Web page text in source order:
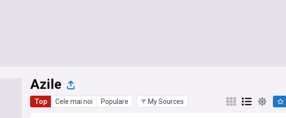
Azile
Top Cele mai noi Populare My Sources